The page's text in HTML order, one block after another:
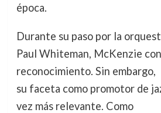
época.
Durante su paso por la
Paul Whiteman, McKenzie
reconocimiento. Sin embargo,
su faceta como promotor de
vez más relevante. Como